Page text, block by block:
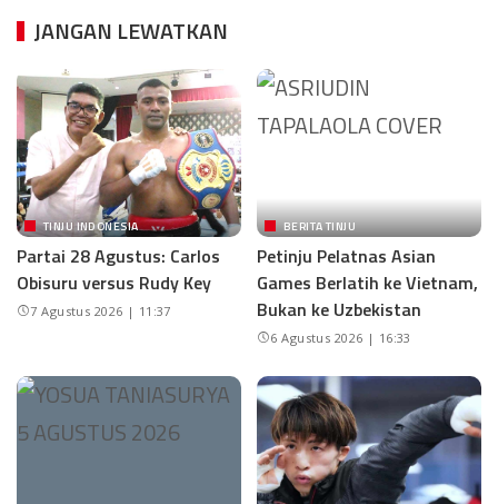
JANGAN LEWATKAN
TINJU INDONESIA
Partai 28 Agustus: Carlos
Obisuru versus Rudy Key
7 Agustus 2026 | 11:37
BERITA TINJU
Petinju Pelatnas Asian
Games Berlatih ke Vietnam,
Bukan ke Uzbekistan
6 Agustus 2026 | 16:33